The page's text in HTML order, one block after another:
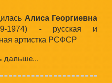
Алиса Георгиевна
1974) - русская и
артистка РСФСР
дальше...